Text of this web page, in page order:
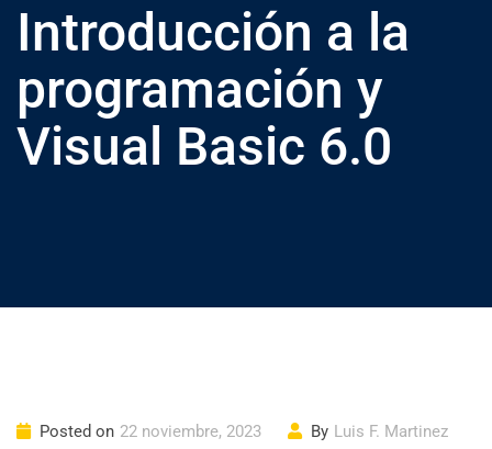
Introducción a la
programación y
Visual Basic 6.0
Posted on 22 noviembre, 2023 By Luis F. Martinez